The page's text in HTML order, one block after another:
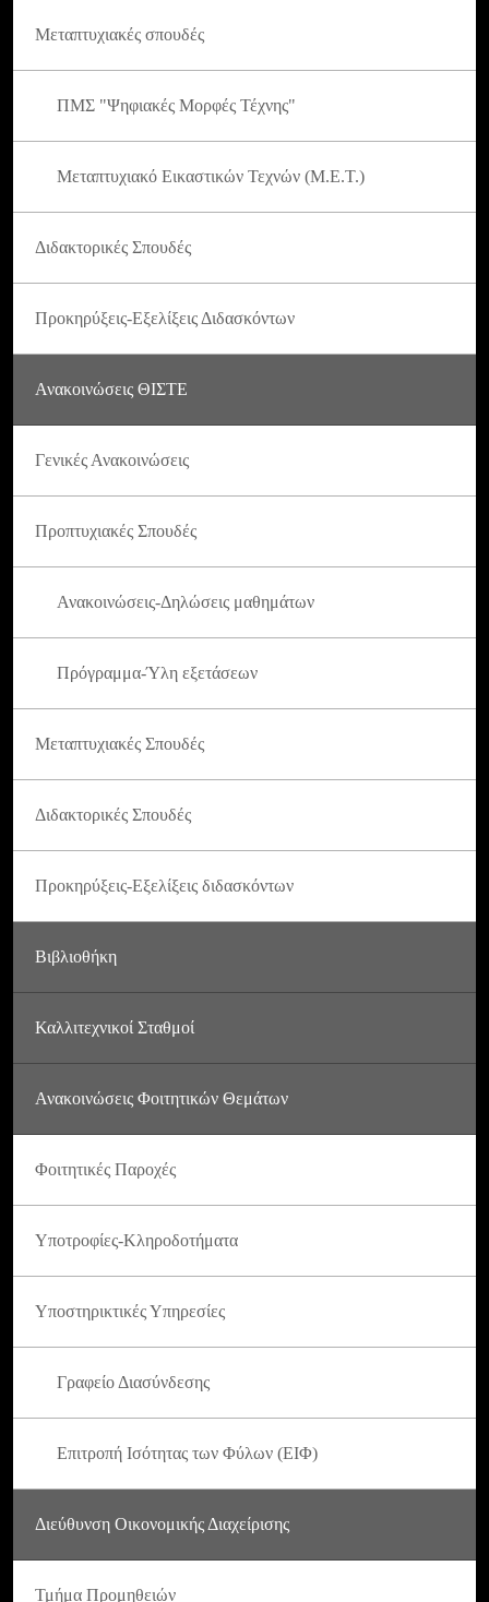
Μεταπτυχιακές σπουδές
ΠΜΣ "Ψηφιακές Μορφές Τέχνης"
Μεταπτυχιακό Εικαστικών Τεχνών (Μ.Ε.Τ.)
Διδακτορικές Σπουδές
Προκηρύξεις-Εξελίξεις Διδασκόντων
Ανακοινώσεις ΘΙΣΤΕ
Γενικές Ανακοινώσεις
Προπτυχιακές Σπουδές
Ανακοινώσεις-Δηλώσεις μαθημάτων
Πρόγραμμα-Ύλη εξετάσεων
Μεταπτυχιακές Σπουδές
Διδακτορικές Σπουδές
Προκηρύξεις-Εξελίξεις διδασκόντων
Βιβλιοθήκη
Καλλιτεχνικοί Σταθμοί
Ανακοινώσεις Φοιτητικών Θεμάτων
Φοιτητικές Παροχές
Υποτροφίες-Κληροδοτήματα
Υποστηρικτικές Υπηρεσίες
Γραφείο Διασύνδεσης
Επιτροπή Ισότητας των Φύλων (ΕΙΦ)
Διεύθυνση Οικονομικής Διαχείρισης
Τμήμα Προμηθειών